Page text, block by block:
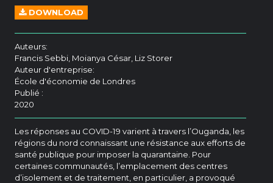
DOWNLOAD
Auteurs:
Francis Sebbi, Moianya César, Liz Storer
Auteur d'entreprise:
École d'économie de Londres
Publié :
2020
Les réponses au COVID-19 varient à travers l’Ouganda, les
régions du nord connaissant une résistance aux efforts de
santé publique pour imposer la quarantaine. Pour
certaines communautés, l’emplacement des centres
d’isolement et de traitement, en particulier, a provoqué